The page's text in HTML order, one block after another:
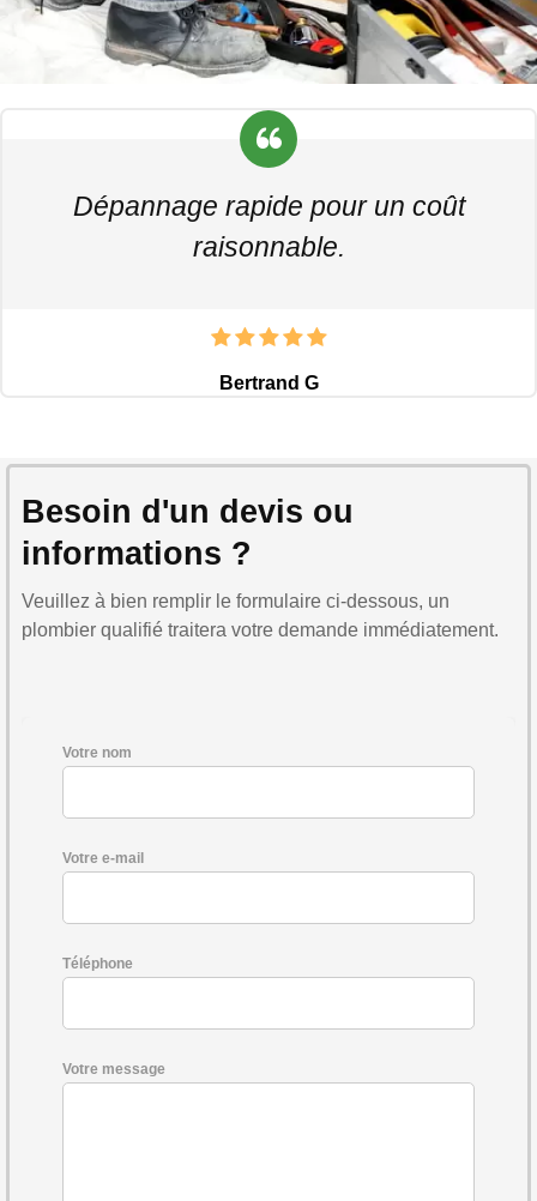
Dépannage rapide pour un coût
raisonnable.
Bertrand G
Besoin d'un devis ou
informations ?
Veuillez à bien remplir le formulaire ci-dessous, un
plombier qualifié traitera votre demande immédiatement.
Votre nom
Votre e-mail
Téléphone
Votre message